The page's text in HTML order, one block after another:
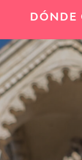
DÓNDE